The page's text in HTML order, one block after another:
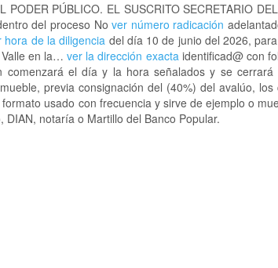
PÚBLICO. EL SUSCRITO SECRETARIO
del proceso Nover número radicación
hora de la diligencia del día 10 de junio del 2026,
Valle en la…ver la dirección exactaidentificad@ con
el día y la hora señalados y se
previa consignación del (40%) del avalúo,
usado con frecuencia y sirve de ejemplo o
DIAN, notaría o Martillo del Banco Popular.